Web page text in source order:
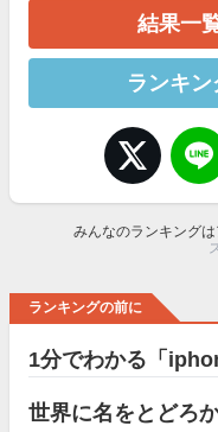
結果一
ランキ
みんなのランキング
ランキングの前に
1分でわかる「
世界に名をとどろ